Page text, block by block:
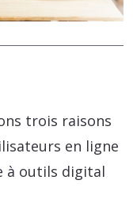
trois raisons
en ligne
à outils digital